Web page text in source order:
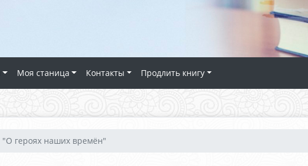
Моя станица Контакты Продлить книгу
"О героях наших времён"